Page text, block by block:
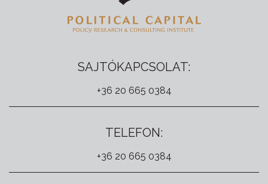
SAJTÓKAPCSOLAT:
+36 20 665 0384
TELEFON:
+36 20 665 0384